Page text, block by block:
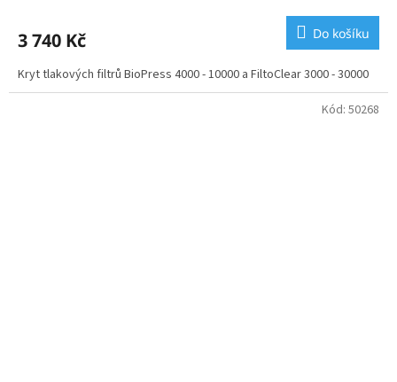
3 740 Kč Do košíku
Kryt tlakových filtrů BioPress 4000 - 10000 a FiltoClear 3000 - 30000
Kód: 50268